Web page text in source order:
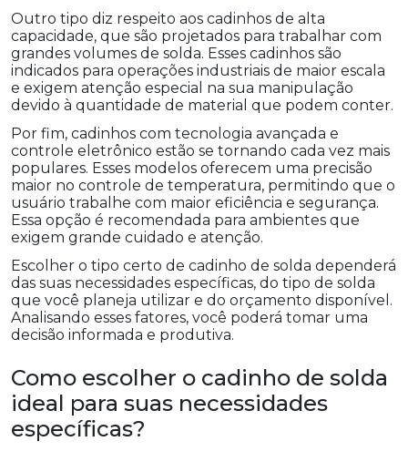
Outro tipo diz respeito aos cadinhos de alta
capacidade, que são projetados para trabalhar com
grandes volumes de solda. Esses cadinhos são
indicados para operações industriais de maior escala
e exigem atenção especial na sua manipulação
devido à quantidade de material que podem conter.
Por fim, cadinhos com tecnologia avançada e
controle eletrônico estão se tornando cada vez mais
populares. Esses modelos oferecem uma precisão
maior no controle de temperatura, permitindo que o
usuário trabalhe com maior eficiência e segurança.
Essa opção é recomendada para ambientes que
exigem grande cuidado e atenção.
Escolher o tipo certo de cadinho de solda dependerá
das suas necessidades específicas, do tipo de solda
que você planeja utilizar e do orçamento disponível.
Analisando esses fatores, você poderá tomar uma
decisão informada e produtiva.
Como escolher o cadinho de solda
ideal para suas necessidades
específicas?